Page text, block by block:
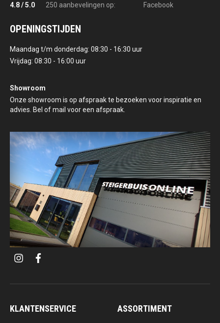
4.8 / 5.0 250 aanbevelingen op: Facebook
OPENINGSTIJDEN
Maandag t/m donderdag: 08:30 - 16:30 uur
Vrijdag: 08:30 - 16:00 uur
Showroom
Onze showroom is op afspraak te bezoeken voor inspiratie en
advies. Bel of mail voor een afspraak.
i
t
a
a
m
f
e
b
k
KLANTENSERVICE ASSORTIMENT